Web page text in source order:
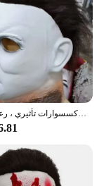
قناع وجه أبيض من اللاتكس لزي الهالوين ، قناع مايكل مايرز القاتل ، إكسسوارات تأثيري ، رعب الهالوين